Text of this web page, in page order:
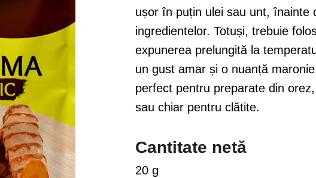
ușor în puțin ulei sau unt, înainte
ingredientelor. Totuși, trebuie
expunerea prelungită la
un gust amar și o nuanță
perfect pentru preparate din
sau chiar pentru clătite.
Cantitate netă
20 g